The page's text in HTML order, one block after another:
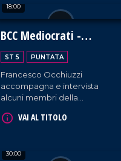
18:00
BCC Mediocrati -
Speciale Vaticano
ST 5 PUNTATA
Francesco Occhiuzzi
accompagna e intervista
alcuni membri della
rappresentanti di oltre 200
udienza da Papa Leone XIV
VAI AL TITOLO
30:00